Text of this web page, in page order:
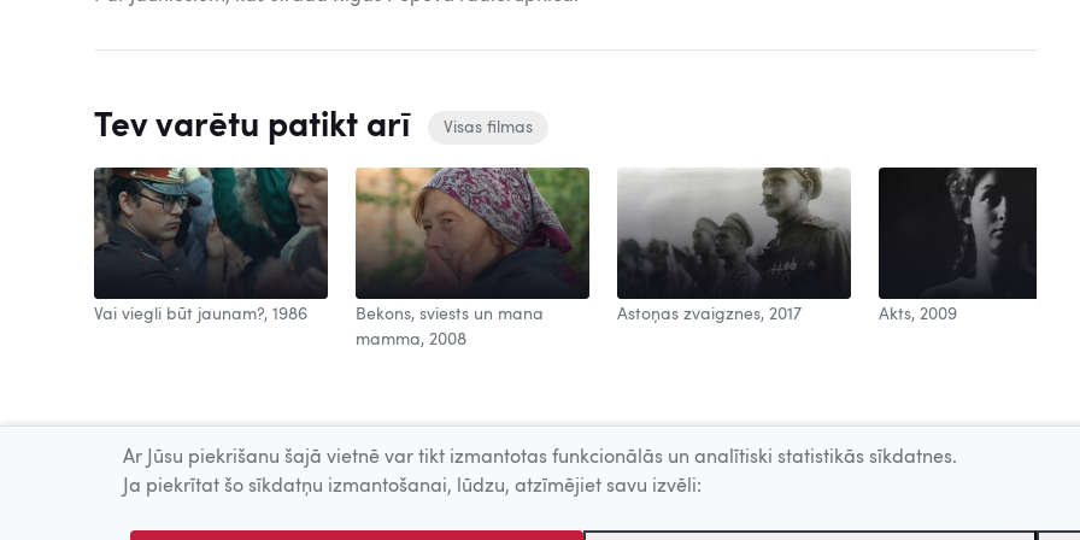
Tev varētu patikt arī Visas filmas
Vai viegli būt jaunam?, 1986
Bekons, sviests un mana
mamma, 2008
Astoņas zvaigznes, 2017 Akts, 2009
Ar Jūsu piekrišanu šajā vietnē var tikt izmantotas funkcionālās un analītiski statistikās sīkdatnes.
Ja piekrītat šo sīkdatņu izmantošanai, lūdzu, atzīmējiet savu izvēli: